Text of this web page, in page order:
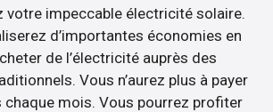
votre impeccable électricité solaire.
d’importantes économies en
de l’électricité auprès des
Vous n’aurez plus à payer
mois. Vous pourrez profiter